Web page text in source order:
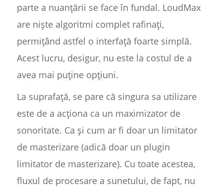
parte a nuanțării se face în fundal. LoudMax
are niște algoritmi complet rafinați,
permițând astfel o interfață foarte simplă.
Acest lucru, desigur, nu este la costul de a
avea mai puține opțiuni.
La suprafață, se pare că singura sa utilizare
este de a acționa ca un maximizator de
sonoritate. Ca și cum ar fi doar un limitator
de masterizare (adică doar un plugin
limitator de masterizare). Cu toate acestea,
fluxul de procesare a sunetului, de fapt, nu